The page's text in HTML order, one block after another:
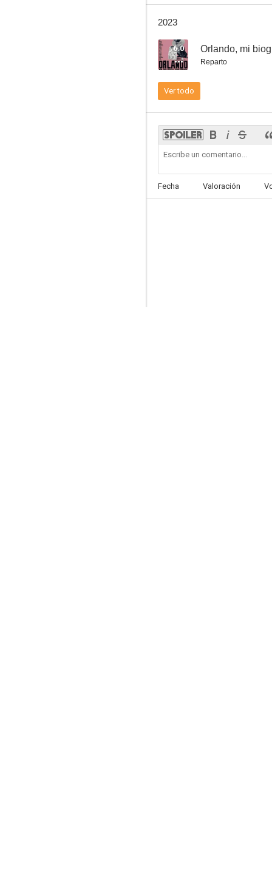
Populaire
6.2
2023
6.0 Orlando, mi
Reparto
Ver todo
Fecha Valoración